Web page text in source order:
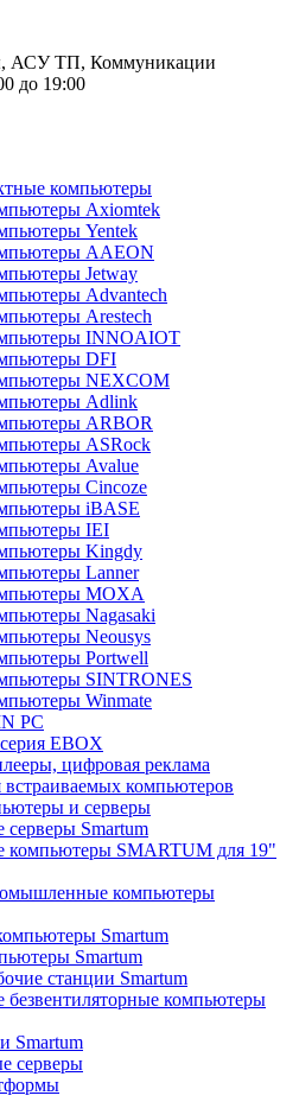
АСУ ТП, Коммуникации
до 19:00
компьютеры
Axiomtek
Yentek
AAEON
Jetway
Advantech
Arestech
INNOAIOT
DFI
NEXCOM
Adlink
ARBOR
ASRock
Avalue
Cincoze
iBASE
IEI
Kingdy
Lanner
MOXA
Nagasaki
Neousys
Portwell
SINTRONES
Winmate
PC
EBOX
цифровая реклама
встраиваемых компьютеров
и серверы
Smartum
SMARTUM для 19"
компьютеры
Smartum
Smartum
станции Smartum
компьютеры
Smartum
серверы